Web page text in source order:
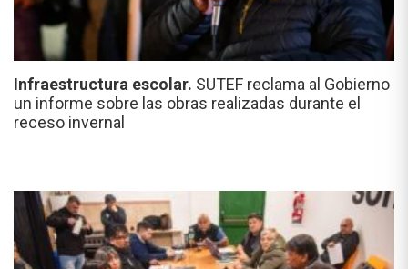
Infraestructura escolar. SUTEF reclama al Gobierno
un informe sobre las obras realizadas durante el
receso invernal